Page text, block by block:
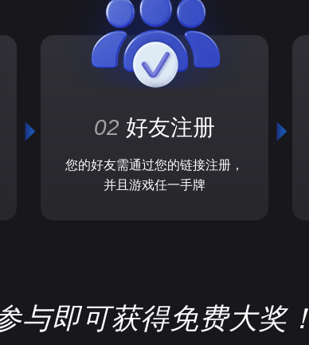
02 好友注册
您的好友需通过您的链接注册，
并且游戏任一手牌
与即可获得免费大奖！